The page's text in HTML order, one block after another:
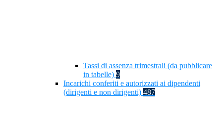
Tassi di assenza trimestrali (da pubblicare
in tabelle) 9
Incarichi conferiti e autorizzati ai dipendenti
(dirigenti e non dirigenti) 487